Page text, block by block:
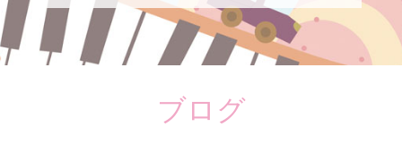
ブログ